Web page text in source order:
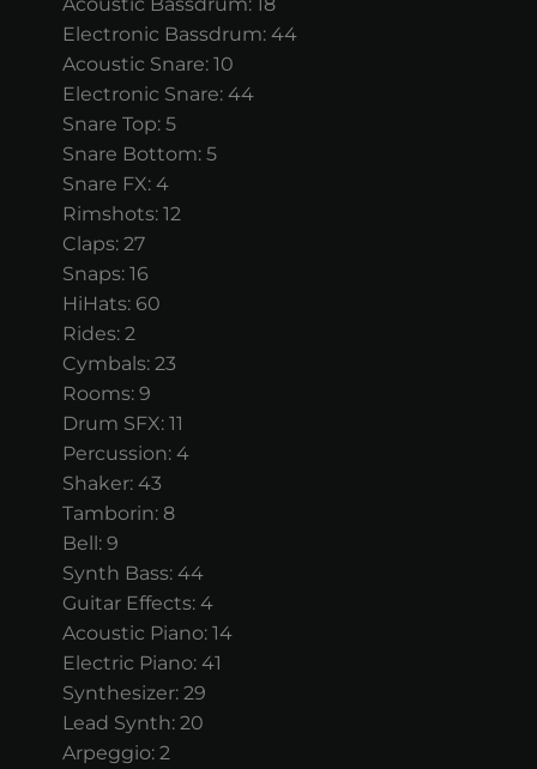
Electronic Bassdrum: 44
Acoustic Snare: 10
Electronic Snare: 44
Snare Top: 5
Snare Bottom: 5
Snare FX: 4
Rimshots: 12
Claps: 27
Snaps: 16
HiHats: 60
Rides: 2
Cymbals: 23
Rooms: 9
Drum SFX: 11
Percussion: 4
Shaker: 43
Tamborin: 8
Bell: 9
Synth Bass: 44
Guitar Effects: 4
Acoustic Piano: 14
Electric Piano: 41
Synthesizer: 29
Lead Synth: 20
Arpeggio: 2